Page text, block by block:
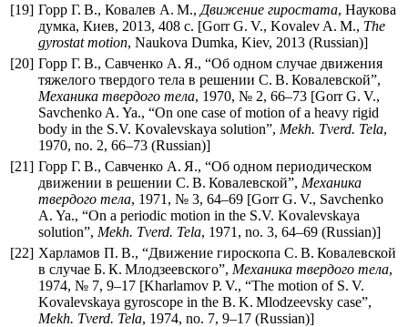
[19] Горр Г. В., Ковалев А. М., Движение гиростата, Наукова
думка, Киев, 2013, 408 с. [Gorr G. V., Kovalev A. M., The
gyrostat motion, Naukova Dumka, Kiev, 2013 (Russian)]
[20] Горр Г. В., Савченко А. Я., “Об одном случае движения
тяжелого твердого тела в решении С. В. Ковалевской”,
Механика твердого тела, 1970, № 2, 66–73 [Gorr G. V.,
Savchenko A. Ya., “On one case of motion of a heavy rigid
body in the S.V. Kovalevskaya solution”, Mekh. Tverd. Tela,
1970, no. 2, 66–73 (Russian)]
[21] Горр Г. В., Савченко А. Я., “Об одном периодическом
движении в решении С. В. Ковалевской”, Механика
твердого тела, 1971, № 3, 64–69 [Gorr G. V., Savchenko
A. Ya., “On a periodic motion in the S.V. Kovalevskaya
solution”, Mekh. Tverd. Tela, 1971, no. 3, 64–69 (Russian)]
[22] Харламов П. В., “Движение гироскопа С. В. Ковалевской
в случае Б. К. Млодзеевского”, Механика твердого тела,
1974, № 7, 9–17 [Kharlamov P. V., “The motion of S. V.
Kovalevskaya gyroscope in the B. K. Mlodzeevsky case”,
Mekh. Tverd. Tela, 1974, no. 7, 9–17 (Russian)]